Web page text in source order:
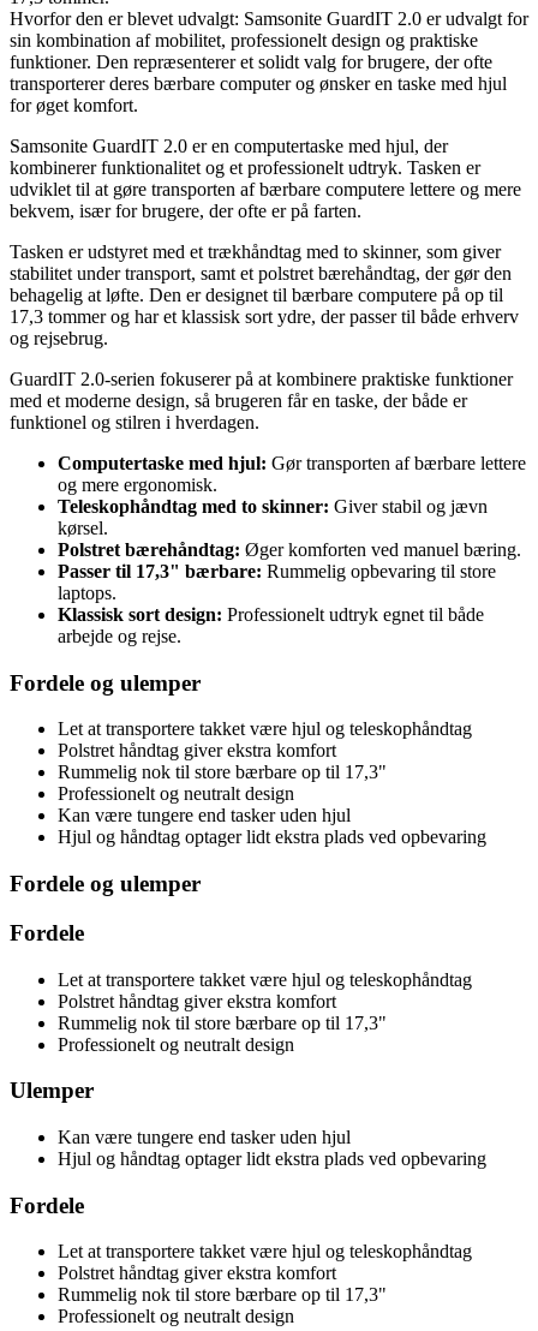
Hvorfor den er blevet udvalgt: Samsonite GuardIT 2.0 er udvalgt for
sin kombination af mobilitet, professionelt design og praktiske
funktioner. Den repræsenterer et solidt valg for brugere, der ofte
transporterer deres bærbare computer og ønsker en taske med hjul
for øget komfort.
Samsonite GuardIT 2.0 er en computertaske med hjul, der
kombinerer funktionalitet og et professionelt udtryk. Tasken er
udviklet til at gøre transporten af bærbare computere lettere og mere
bekvem, især for brugere, der ofte er på farten.
Tasken er udstyret med et trækhåndtag med to skinner, som giver
stabilitet under transport, samt et polstret bærehåndtag, der gør den
behagelig at løfte. Den er designet til bærbare computere på op til
17,3 tommer og har et klassisk sort ydre, der passer til både erhverv
og rejsebrug.
GuardIT 2.0-serien fokuserer på at kombinere praktiske funktioner
med et moderne design, så brugeren får en taske, der både er
funktionel og stilren i hverdagen.
Computertaske med hjul: Gør transporten af bærbare lettere
og mere ergonomisk.
Teleskophåndtag med to skinner: Giver stabil og jævn
kørsel.
Polstret bærehåndtag: Øger komforten ved manuel bæring.
Passer til 17,3" bærbare: Rummelig opbevaring til store
laptops.
Klassisk sort design: Professionelt udtryk egnet til både
arbejde og rejse.
Fordele og ulemper
Let at transportere takket være hjul og teleskophåndtag
Polstret håndtag giver ekstra komfort
Rummelig nok til store bærbare op til 17,3"
Professionelt og neutralt design
Kan være tungere end tasker uden hjul
Hjul og håndtag optager lidt ekstra plads ved opbevaring
Fordele og ulemper
Fordele
Let at transportere takket være hjul og teleskophåndtag
Polstret håndtag giver ekstra komfort
Rummelig nok til store bærbare op til 17,3"
Professionelt og neutralt design
Ulemper
Kan være tungere end tasker uden hjul
Hjul og håndtag optager lidt ekstra plads ved opbevaring
Fordele
Let at transportere takket være hjul og teleskophåndtag
Polstret håndtag giver ekstra komfort
Rummelig nok til store bærbare op til 17,3"
Professionelt og neutralt design